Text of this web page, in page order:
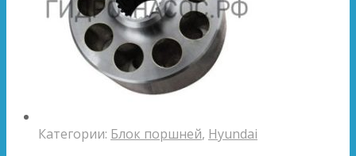
Категории: Блок поршней, Hyundai